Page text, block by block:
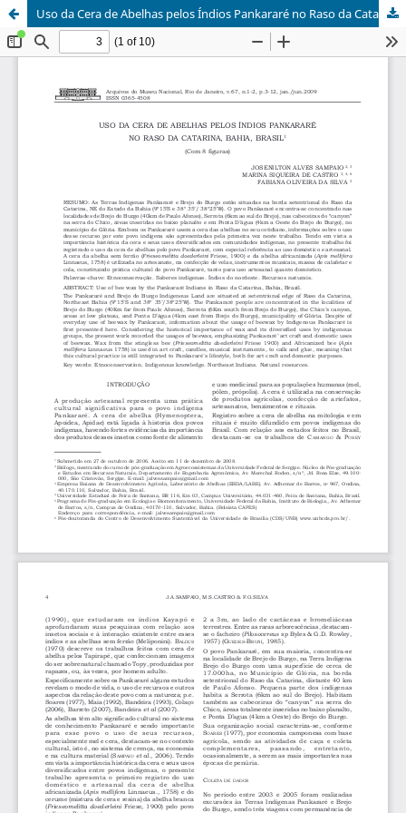
Uso da Cera de Abelhas pelos Índios Pankararé no Raso da Catarina, Bahia, Brasil